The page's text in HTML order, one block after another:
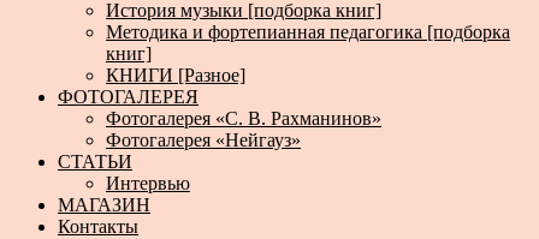
История музыки [подборка книг]
Методика и фортепианная педагогика [подборка
книг]
КНИГИ [Разное]
ФОТОГАЛЕРЕЯ
Фотогалерея «С. В. Рахманинов»
Фотогалерея «Нейгауз»
СТАТЬИ
Интервью
МАГАЗИН
Контакты